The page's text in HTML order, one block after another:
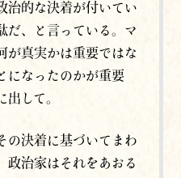
治的な決着が付いてい
だ、と言っている。マ
が真実かは重要ではな
になったのかが重要
出して。
の決着に基づいてまわ
政治家はそれをあおる